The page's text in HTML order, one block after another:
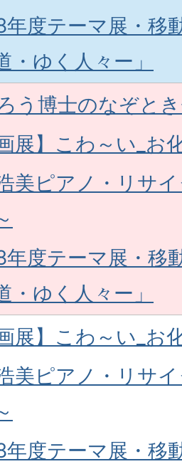
年度テーマ展・移
・ゆく人々ー」
う博士のなぞと
画展】こわ～い_お
美ピアノ・リサ
年度テーマ展・移
・ゆく人々ー」
画展】こわ～い_お
美ピアノ・リサ
年度テーマ展・移